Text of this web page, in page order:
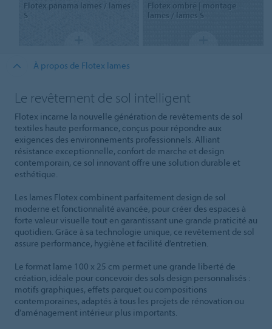
Flotex panama lames / lames
S
Flotex ombré | montage
lames / lames S
À propos de Flotex lames
Le revêtement de sol intelligent
Flotex incarne la nouvelle génération de revêtements de sol
textiles haute performance, conçus pour répondre aux
exigences des environnements professionnels. Alliant
résistance exceptionnelle, confort de marche et design
contemporain, ce sol innovant offre une solution durable et
esthétique.
Les lames Flotex combinent parfaitement design de sol
moderne et fonctionnalité avancée, pour créer des espaces à
forte valeur visuelle tout en garantissant une grande praticité au
quotidien. Grâce à sa technologie unique, ce revêtement de sol
assure performance, hygiène et facilité d’entretien.
Le format lame 100 x 25 cm permet une grande liberté de
création, idéale pour concevoir des sols design personnalisés :
motifs graphiques, effets parquet ou compositions
contemporaines, adaptés à tous les projets de rénovation ou
d’aménagement intérieur plus importants.